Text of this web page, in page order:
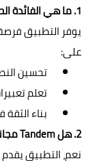
1. ما هي الفائدة الحقيقية من استخدام Tandem؟
يوفر التطبيق
على:
تحسين
تعلم
بناء
2. هل Tandem مجاني؟
نعم، التطبيق